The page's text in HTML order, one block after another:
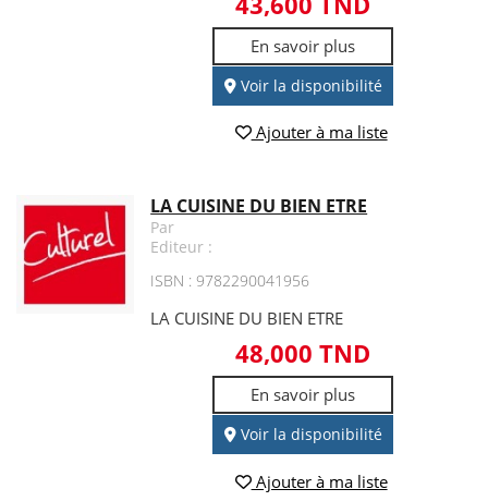
En savoir plus
Voir la disponibilité
Ajouter à ma liste
LA CUISINE DU BIEN ETRE
Par
Editeur :
ISBN : 9782290041956
LA CUISINE DU BIEN ETRE
48,000 TND
En savoir plus
Voir la disponibilité
Ajouter à ma liste